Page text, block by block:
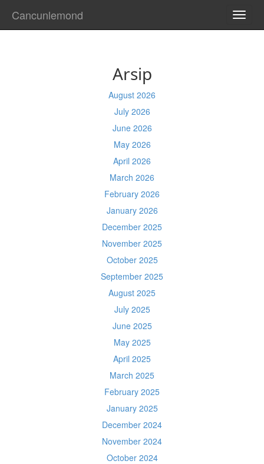
Cancunlemond
Arsip
August 2026
July 2026
June 2026
May 2026
April 2026
March 2026
February 2026
January 2026
December 2025
November 2025
October 2025
September 2025
August 2025
July 2025
June 2025
May 2025
April 2025
March 2025
February 2025
January 2025
December 2024
November 2024
October 2024